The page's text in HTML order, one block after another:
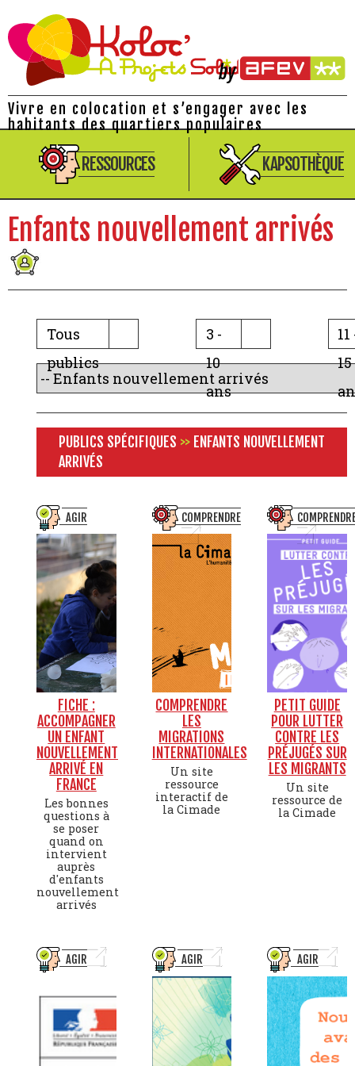
Vivre en colocation et s’engager avec les
habitants des quartiers populaires
RESSOURCES KAPSOTHÈQUE
Enfants nouvellement arrivés
Tous
publics
3 -
10
ans
11
15
PUBLICS SPÉCIFIQUES >> ENFANTS NOUVELLEMENT
ARRIVÉS
AGIR
FICHE :
ACCOMPAGNER
UN ENFANT
NOUVELLEMENT
ARRIVÉ EN
FRANCE
Les bonnes
questions à
se poser
quand on
intervient
auprès
d'enfants
nouvellement
arrivés
COMPRENDRE
COMPRENDRE
LES
MIGRATIONS
INTERNATIONALES
Un site
ressource
interactif de
la Cimade
PETIT GUIDE
POUR LUTTER
CONTRE LES
PRÉJUGÉS SUR
LES MIGRANTS
Un site
ressource de
la Cimade
AGIR AGIR AGIR